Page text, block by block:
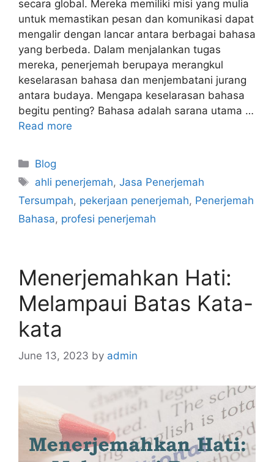
secara global. Mereka memiliki misi yang mulia
untuk memastikan pesan dan komunikasi dapat
mengalir dengan lancar antara berbagai bahasa
yang berbeda. Dalam menjalankan tugas
mereka, penerjemah berupaya merangkul
keselarasan bahasa dan menjembatani jurang
antara budaya. Mengapa keselarasan bahasa
begitu penting? Bahasa adalah sarana utama …
Read more
Categories
Blog
Tags
ahli penerjemah,Jasa Penerjemah
Tersumpah, pekerjaan penerjemah, Penerjemah
Bahasa, profesi penerjemah
Menerjemahkan Hati:
Melampaui Batas Kata-
kata
June 13, 2023 by admin